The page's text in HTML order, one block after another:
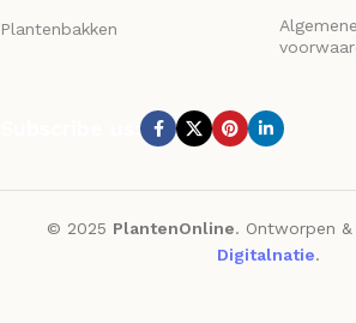
Plantenbakken
Algemene
© 2025 PlantenOnline. Ontworpen
Digitalnatie.